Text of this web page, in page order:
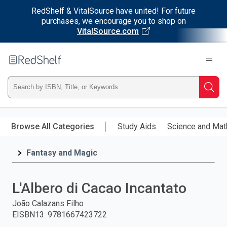
RedShelf & VitalSource have united! For future
purchases, we encourage you to shop on
VitalSource.com
main
RedShelf
Type
ISBN,
Title,
and
press
Browse All Categories Study Aids Science and
Fantasy and Magic
L'Albero di Cacao Incantato
João Calazans Filho
EISBN13: 9781667423722